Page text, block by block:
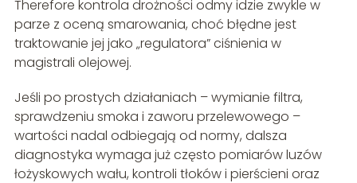
Therefore kontrola drożności odmy idzie zwykle w
parze z oceną smarowania, choć błędne jest
traktowanie jej jako „regulatora” ciśnienia w
magistrali olejowej.
Jeśli po prostych działaniach – wymianie filtra,
sprawdzeniu smoka i zaworu przelewowego –
wartości nadal odbiegają od normy, dalsza
diagnostyka wymaga już często pomiarów luzów
łożyskowych wału, kontroli tłoków i pierścieni oraz